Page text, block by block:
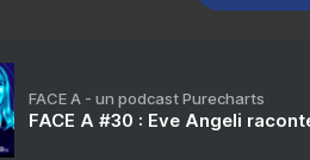
FACE A - un podcast Purecharts
FACE A #30 : Eve Angeli